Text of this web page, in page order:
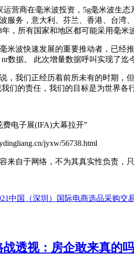
运营商在毫米波投资，5g毫米波生
服务，意大利、芬兰、香港、台湾
，所有国家和地区都可能采用毫米
米波快速发展的重要推动者，已经
数据。 此次增量数据呼叫实现了迄
，我们正经历着前所未有的时期，
们的责任，我们的目标是为世界各
费电子展(IFA)大幕拉开”
jyxw/56738.html
来自于网络，不为其真实性负责，
中国（深圳）国际电商选品采购交
透视：房企敢来真的